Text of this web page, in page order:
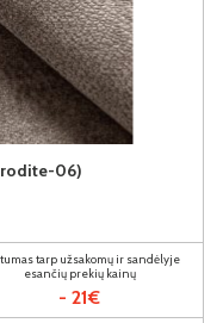
06)
tarp užsakomų ir sandėlyje
esančių prekių kainų
- 21€